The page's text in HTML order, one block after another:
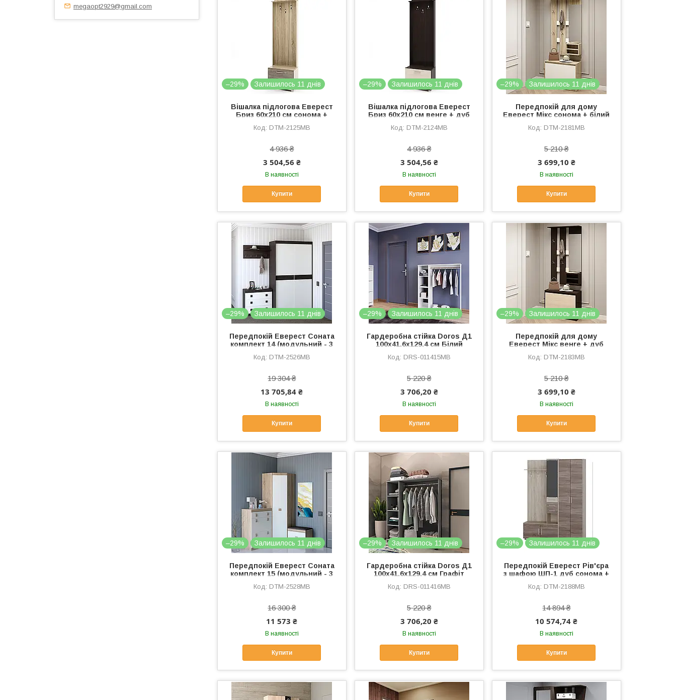
–29% Залишилось 11 днів
Вішалка підлогова Еверест
Бриз 60х210 см сонома +
DTM-2125MB
4 936 ₴
3 504,56 ₴
В наявності
Купити
–29% Залишилось 11 днів
Вішалка підлогова Еверест
Бриз 60х210 см венге + дуб
DTM-2124MB
4 936 ₴
3 504,56 ₴
В наявності
Купити
–29% Залишилось 11 днів
Передпокій для дому
Еверест Мікс сонома + білий
DTM-2181MB
5 210 ₴
3 699,10 ₴
В наявності
Купити
–29% Залишилось 11 днів
Передпокій Еверест Соната
комплект 14 (модульний - 3
білий (DTM-2526)
DTM-2526MB
19 304 ₴
13 705,84 ₴
В наявності
Купити
–29% Залишилось 11 днів
Гардеробна стійка Doros Д1
100х41,6х129,4 см Білий
DRS-011415MB
5 220 ₴
3 706,20 ₴
В наявності
Купити
–29% Залишилось 11 днів
Передпокій для дому
Еверест Мікс венге + дуб
DTM-2183MB
5 210 ₴
3 699,10 ₴
В наявності
Купити
–29% Залишилось 11 днів
Передпокій Еверест Соната
комплект 15 (модульний - 3
білий (DTM-2528)
DTM-2528MB
16 300 ₴
11 573 ₴
В наявності
Купити
–29% Залишилось 11 днів
Гардеробна стійка Doros Д1
100х41,6х129,4 см Графіт
DRS-011416MB
5 220 ₴
3 706,20 ₴
В наявності
Купити
–29% Залишилось 11 днів
Передпокій Еверест Рів'єра
з шафою ШП-1 дуб сонома +
DTM-2188MB
14 894 ₴
10 574,74 ₴
В наявності
Купити
megaopt2929@gmail.com